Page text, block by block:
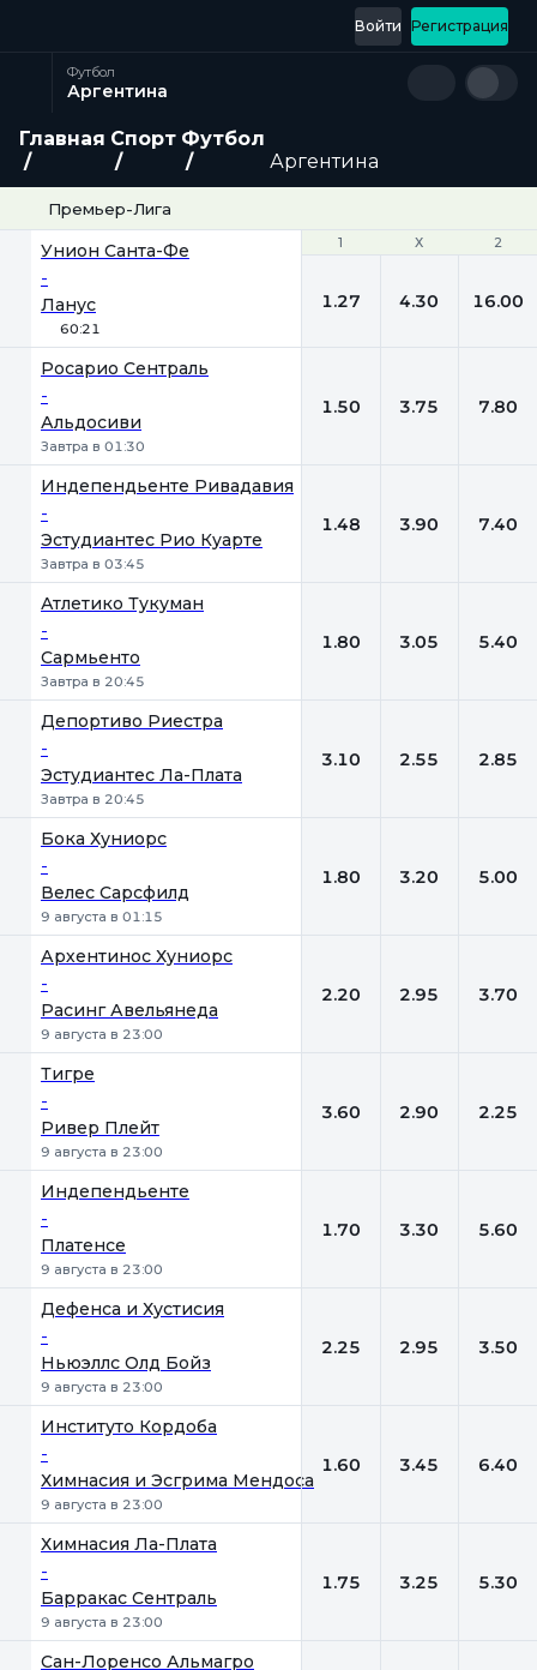
Регистрация
Войти
Футбол
Аргентина
Главная Спорт Футбол
Аргентина
Премьер-Лига
1 Х 2
Унион Санта-Фе
-
Ланус
60:21
1 Х 2
1.27 4.30 16.00
Росарио Сентраль
-
Альдосиви
Завтра в 01:30
1.50 3.75 7.80
Индепендьенте Ривадавия
-
Эстудиантес Рио Куарте
Завтра в 03:45
1.48 3.90 7.40
Атлетико Тукуман
-
Сармьенто
Завтра в 20:45
1.80 3.05 5.40
Депортиво Риестра
-
Эстудиантес Ла-Плата
Завтра в 20:45
3.10 2.55 2.85
Бока Хуниорс
-
Велес Сарсфилд
9 августа в 01:15
1.80 3.20 5.00
Архентинос Хуниорс
-
Расинг Авельянеда
9 августа в 23:00
2.20 2.95 3.70
Тигре
-
Ривер Плейт
9 августа в 23:00
3.60 2.90 2.25
Индепендьенте
-
Платенсе
9 августа в 23:00
1.70 3.30 5.60
Дефенса и Хустисия
-
Ньюэллс Олд Бойз
9 августа в 23:00
2.25 2.95 3.50
Институто Кордоба
-
Химнасия и Эсгрима Мендоса
9 августа в 23:00
1.60 3.45 6.40
Химнасия Ла-Плата
-
Барракас Сентраль
9 августа в 23:00
1.75 3.25 5.30
Сан-Лоренсо Альмагро